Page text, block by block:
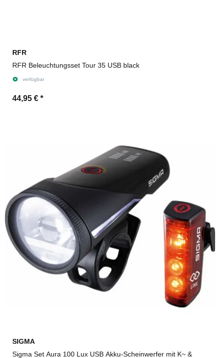
RFR
RFR Beleuchtungsset Tour 35 USB black
verfügbar
44,95 € *
SIGMA
Sigma Set Aura 100 Lux USB Akku-Scheinwerfer mit K~ &